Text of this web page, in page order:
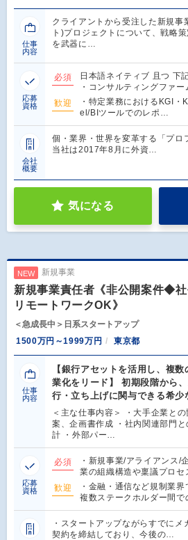
仕事
内容
クライアントから受注した新規事
ト)プロジェクトについて、戦略
を武器に…
応募
資格
必須
日本語ネイティブ 且つ 下
・コンサルティングファ
歓迎
・特定業務におけるKGI
el/BIツールでのレポ…
会社
概要
個・業界・世界を変革する「プ
当社は2017年8月に外資…
気になる
NEW 新規事業
新規事業責任者《非公開案件◆
リモートワークOK》
＜急成長中＞日系スタートアップ
1500万円～1999万円
東京都
仕事
内容
【銀行アセットを活用し、複
業化をリード】 初期段階から
行・立ち上げに関与できる希少
＜主な仕事内容＞ ・大手企業と
案、企画書作成 ・社内関連部門
計 ・外部パー…
応募
資格
必須
・新規事業/アライアンス/
業の組織構造や稟議プロセ
歓迎
・金融・通信など規制業
複数ステークホルダー間で
・スタートアップながらすでに
契約を締結しており、今後の…